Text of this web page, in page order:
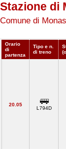
Stazione di
Comune di
Orario
di
partenza
Tipo e n.
di treno
20.05
L794D